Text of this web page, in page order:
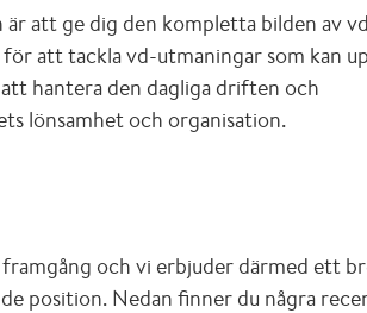
att ge dig den kompletta bilden av
att tackla vd-utmaningar som kan
hantera den dagliga driften och
lönsamhet och organisation.
framgång och vi erbjuder därmed ett
position. Nedan finner du några